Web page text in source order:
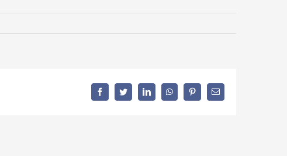
facebooktwitter linkedinwhatsapppinterestCorreo
electrónico